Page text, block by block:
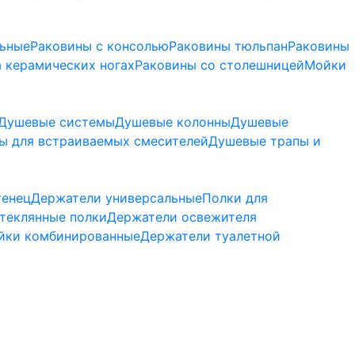
Раковины с консольюРаковины тюльпанРаковины
ногахРаковины со столешницейМойки
системыДушевые колонныДушевые
для встраиваемых смесителейДушевые трапы и
Держатели универсальныеПолки для
полкиДержатели освежителя
комбинированныеДержатели туалетной